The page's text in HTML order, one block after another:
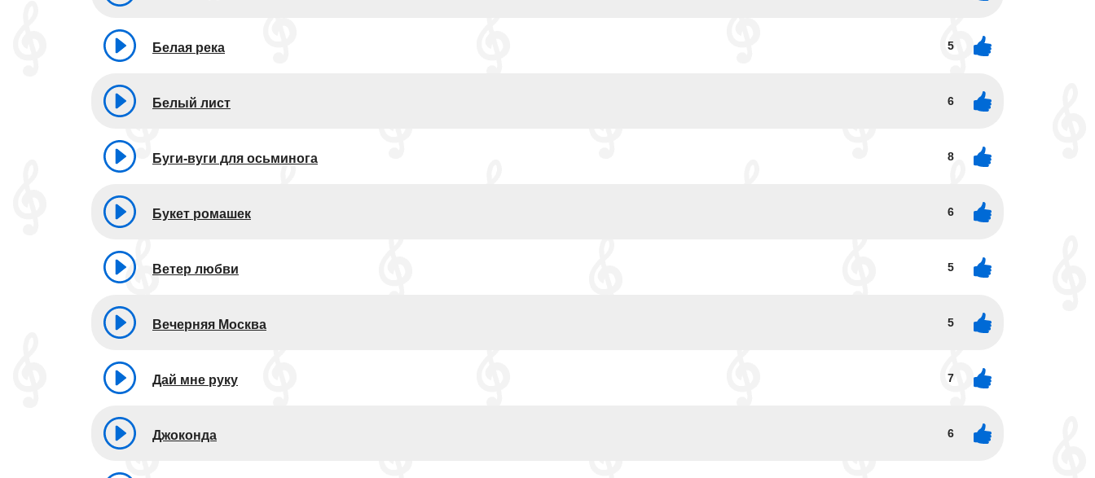
Белая река 5
Белый лист 6
Буги-вуги для осьминога 8
Букет ромашек 6
Ветер любви 5
Вечерняя Москва 5
Дай мне руку 7
Джоконда 6